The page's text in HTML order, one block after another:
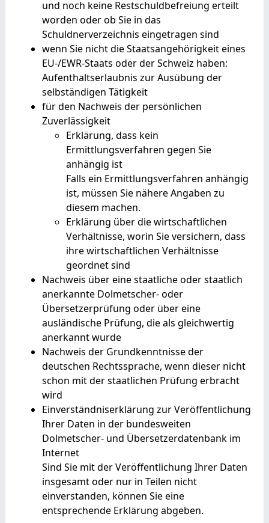
und noch keine Restschuldbefreiung erteilt
worden oder ob Sie in das
Schuldnerverzeichnis eingetragen sind
wenn Sie nicht die Staatsangehörigkeit eines
EU-/EWR-Staats oder der Schweiz haben:
Aufenthaltserlaubnis zur Ausübung der
selbständigen Tätigkeit
für den Nachweis der persönlichen
Zuverlässigkeit
Erklärung, dass kein
Ermittlungsverfahren gegen Sie
anhängig ist
Falls ein Ermittlungsverfahren anhängig
ist, müssen Sie nähere Angaben zu
diesem machen.
Erklärung über die wirtschaftlichen
Verhältnisse, worin Sie versichern, dass
ihre wirtschaftlichen Verhältnisse
geordnet sind
Nachweis über eine staatliche oder staatlich
anerkannte Dolmetscher- oder
Übersetzerprüfung oder über eine
ausländische Prüfung, die als gleichwertig
anerkannt wurde
Nachweis der Grundkenntnisse der
deutschen Rechtssprache, wenn dieser nicht
schon mit der staatlichen Prüfung erbracht
wird
Einverständniserklärung zur Veröffentlichung
Ihrer Daten in der bundesweiten
Dolmetscher- und Übersetzerdatenbank im
Internet
Sind Sie mit der Veröffentlichung Ihrer Daten
insgesamt oder nur in Teilen nicht
einverstanden, können Sie eine
entsprechende Erklärung abgeben.